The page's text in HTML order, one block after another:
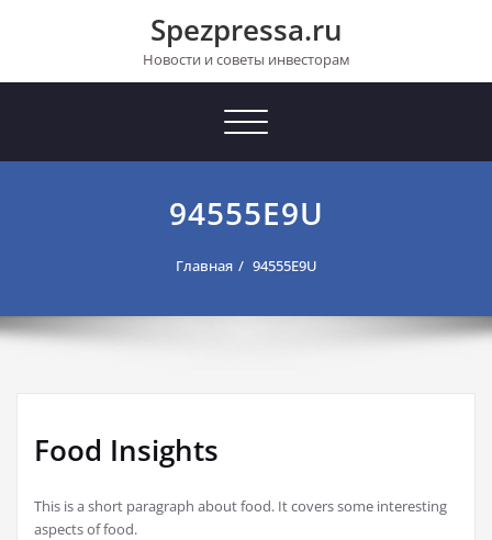
Spezpressa.ru
Новости и советы инвесторам
Toggle
94555E9U
Главная 94555E9U
Food Insights
This is a short paragraph about food. It covers some interesting
aspects of food.